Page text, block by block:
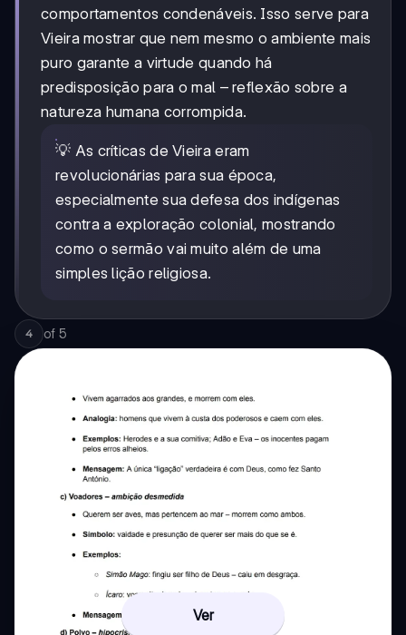
comportamentos condenáveis. Isso serve para
Vieira mostrar que nem mesmo o ambiente mais
puro garante a virtude quando há
predisposição para o mal – reflexão sobre a
natureza humana corrompida.
💡 As críticas de Vieira eram
revolucionárias para sua época,
especialmente sua defesa dos indígenas
contra a exploração colonial, mostrando
como o sermão vai muito além de uma
simples lição religiosa.
4 of 5
Ver